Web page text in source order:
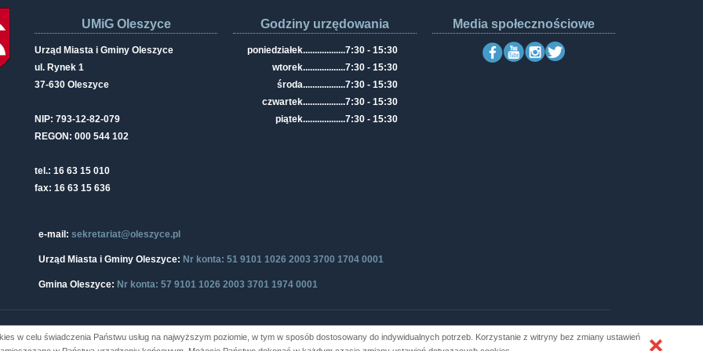
UMiG Oleszyce
Urząd Miasta i Gminy Oleszyce
ul. Rynek 1
37-630 Oleszyce
NIP: 793-12-82-079
REGON: 000 544 102
tel.: 16 63 15 010
fax: 16 63 15 636
Godziny urzędowania
poniedziałek..................7:30 - 15:30
wtorek..................7:30 - 15:30
środa..................7:30 - 15:30
czwartek..................7:30 - 15:30
piątek..................7:30 - 15:30
Media społecznościowe
e-mail: sekretariat@oleszyce.pl
Urząd Miasta i Gminy Oleszyce: Nr konta: 51 9101 1026 2003 3700 1704 0001
Gmina Oleszyce: Nr konta: 57 9101 1026 2003 3701 1974 0001
Oleszyce Produkcja i hosting: ZETO-RZESZÓW
w celu świadczenia Państwu usług na najwyższym poziomie, w tym w sposób dostosowany do indywidualnych potrzeb. Korzystanie z witryny bez zmiany ustawień